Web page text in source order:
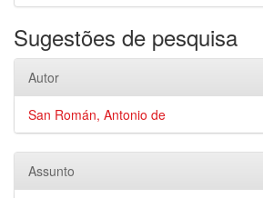
Sugestões de pesquisa
Autor
San Román, Antonio de
Assunto